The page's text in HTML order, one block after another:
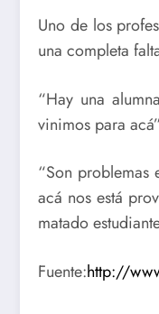
Uno de los
una completa
“Hay una
vinimos para
“Son problemas
acá nos está
matado
Fuente:http://